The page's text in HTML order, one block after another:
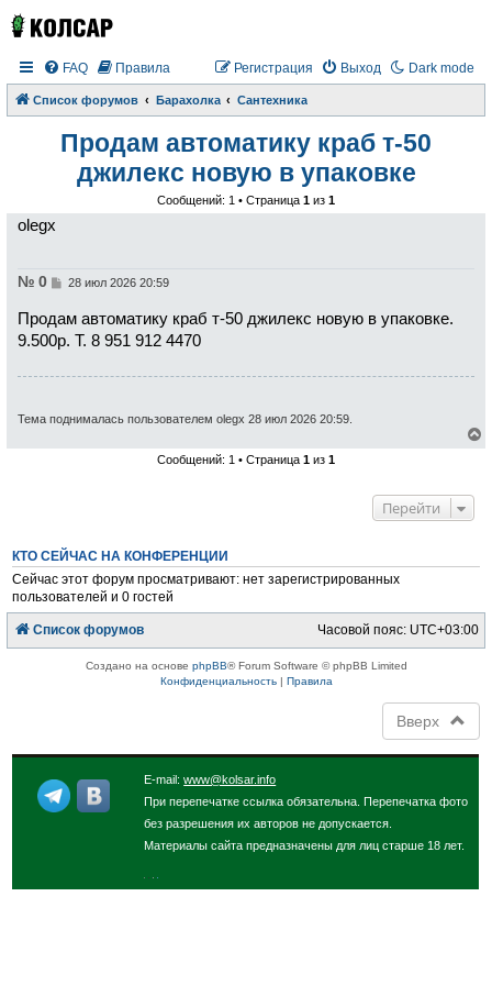
Dark mode
FAQ Правила Выход
Регистрация
Список форумов Барахолка Сантехника
Продам автоматику краб т-50
джилекс новую в упаковке
Сообщений: 1 • Страница 1 из 1
olegx
№ 0
С
б
щ
и
28 июл 2026 20:59
Продам автоматику краб т-50 джилекс новую в упаковке.
9.500р. Т. 8 951 912 4470
Тема поднималась пользователем olegx 28 июл 2026 20:59.
е
ч
л
Сообщений: 1 • Страница 1 из 1
Перейти
КТО СЕЙЧАС НА КОНФЕРЕНЦИИ
Сейчас этот форум просматривают: нет зарегистрированных
пользователей и 0 гостей
Список форумов Часовой пояс: UTC+03:00
Создано на основе phpBB® Forum Software © phpBB Limited
Конфиденциальность| Правила
Вверх
E-mail:www@kolsar.info
При перепечатке ссылка обязательна. Перепечатка фото
без разрешения их авторов не допускается.
Материалы сайта предназначены для лиц старше 18 лет.